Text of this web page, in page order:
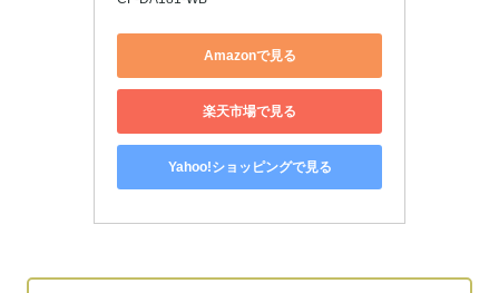
Amazonで見る
楽天市場で見る
Yahoo!ショッピングで見る